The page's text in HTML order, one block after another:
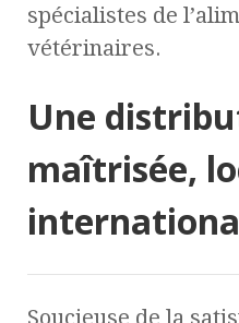
spécialistes de
vétérinaires.
Une
maîtrisée,
Soucieuse de la